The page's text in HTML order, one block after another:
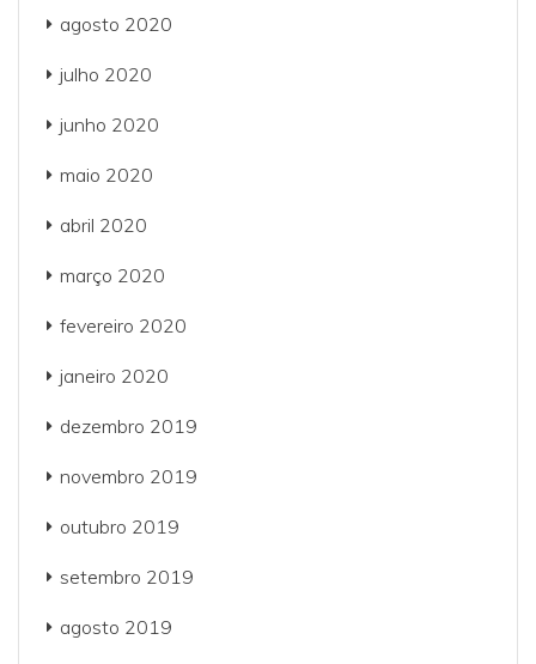
agosto 2020
julho 2020
junho 2020
maio 2020
abril 2020
março 2020
fevereiro 2020
janeiro 2020
dezembro 2019
novembro 2019
outubro 2019
setembro 2019
agosto 2019